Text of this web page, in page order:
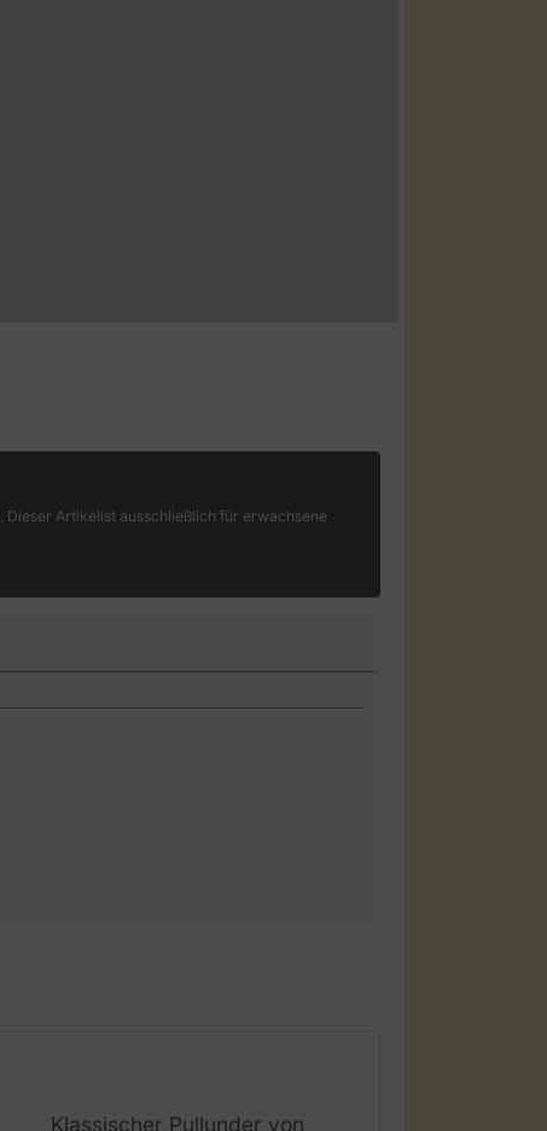
Artikelist ausschließlich für erwachsene
Klassischer Pullunder von